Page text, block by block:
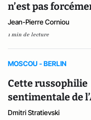
n’est pas
Jean-Pierre Corniou
1 min de lecture
MOSCOU - BERLIN
Cette russophilie
sentimentale de
Dmitri Stratievski